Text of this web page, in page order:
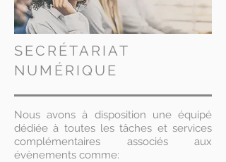
SECRÉTARIAT
NUMÉRIQUE
Nous avons à disposition une équipé
dédiée à toutes les tâches et services
complémentaires associés aux
évènements comme: